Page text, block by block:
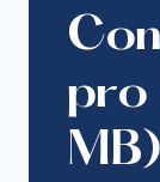
pro
MB)